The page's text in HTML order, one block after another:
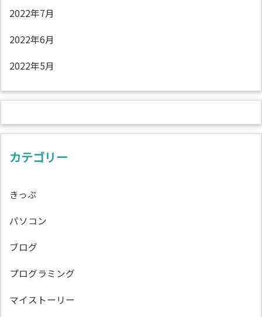
2022年7月
2022年6月
2022年5月
カテゴリー
きっぷ
パソコン
ブログ
プログラミング
マイストーリー